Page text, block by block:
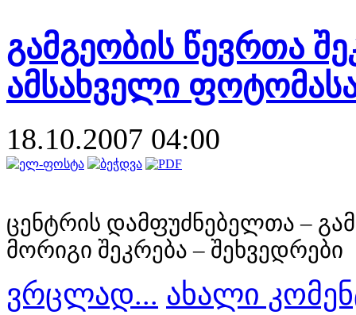
გამგეობის წევრთა
ამსახველი
18.10.2007 04:00
ცენტრის დამფუძნებელთა –
მორიგი შეკრება – შეხვედრები
ვრცლად... ახალი